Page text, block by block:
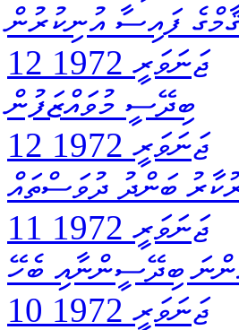
ފައިސާ އުނިކުރުން
12 ޖަނަވަރީ 1972
ބިދޭސީ މުވައްޒަފުން
12 ޖަނަވަރީ 1972
ބަންދު ދުވަސްތައް
11 ޖަނަވަރީ 1972
ބިދޭސީންނާއި ބެހޭ
10 ޖަނަވަރީ 1972